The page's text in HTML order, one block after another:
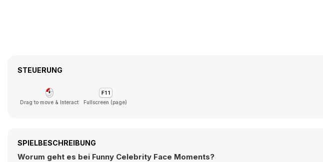
STEUERUNG
Drag to move & Interact Fullscreen (page)
SPIELBESCHREIBUNG
Worum geht es bei Funny Celebrity Face Moments?